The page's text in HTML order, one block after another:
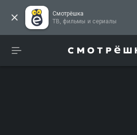
Смотрёшка
ТВ, фильмы и сериалы